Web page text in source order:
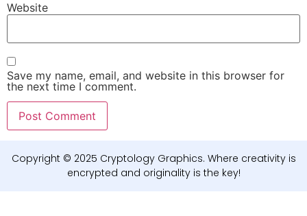
Website
Save my name, email, and website in this browser for
the next time I comment.
Copyright © 2025 Cryptology Graphics. Where creativity is
encrypted and originality is the key!